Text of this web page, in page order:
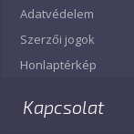
Adatvédelem
Szerzői jogok
Honlaptérkép
Kapcsolat